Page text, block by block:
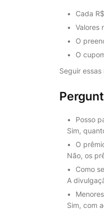
Cada
Valores
O
O
Seguir
Posso
Sim,
O
Não, os
Como
A
Sim, com